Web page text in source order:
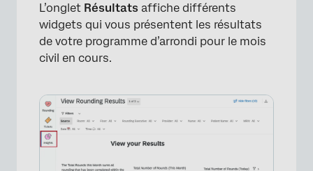
L’onglet Résultats affiche différents
widgets qui vous présentent les résultats
de votre programme d’arrondi pour le mois
civil en cours.